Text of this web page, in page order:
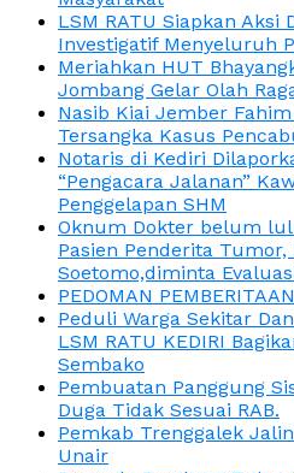
LSM RATU Siapkan Aksi
Investigatif Menyeluruh
Meriahkan HUT
Jombang Gelar Olah
Nasib Kiai Jember
Tersangka Kasus
Notaris di Kediri
“Pengacara Jalanan”
Penggelapan SHM
Oknum Dokter belum
Pasien Penderita
Soetomo,diminta
PEDOMAN
Peduli Warga Sekitar
LSM RATU KEDIRI
Sembako
Pembuatan Panggung
Duga Tidak Sesuai RAB.
Pemkab Trenggalek
Unair